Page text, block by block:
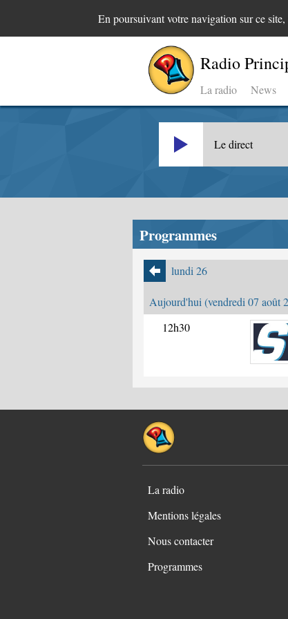
En poursuivant votre navigation sur ce site,
Radio
La radio News
Le direct
Programmes
lundi 26
Aujourd'hui (vendredi 07 août
12h30
La radio
Mentions légales
Nous contacter
Programmes